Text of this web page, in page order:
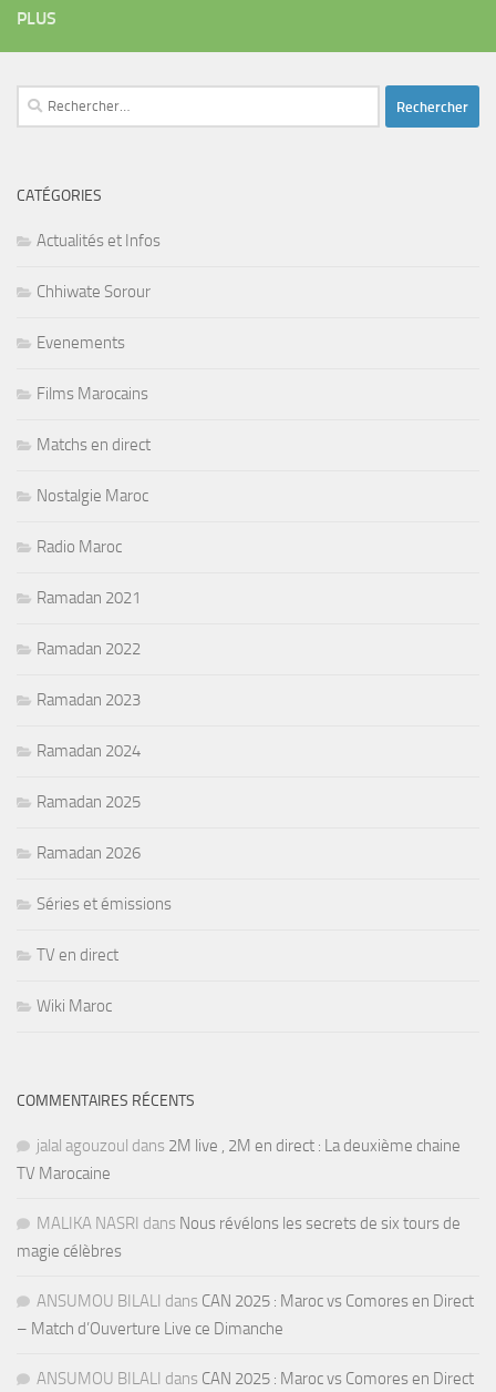
PLUS
Rechercher :
CATÉGORIES
Actualités et Infos
Chhiwate Sorour
Evenements
Films Marocains
Matchs en direct
Nostalgie Maroc
Radio Maroc
Ramadan 2021
Ramadan 2022
Ramadan 2023
Ramadan 2024
Ramadan 2025
Ramadan 2026
Séries et émissions
TV en direct
Wiki Maroc
COMMENTAIRES RÉCENTS
jalal agouzoul dans 2M live , 2M en direct : La deuxième chaine
TV Marocaine
MALIKA NASRI dans Nous révélons les secrets de six tours de
magie célèbres
ANSUMOU BILALI dans CAN 2025 : Maroc vs Comores en Direct
– Match d’Ouverture Live ce Dimanche
ANSUMOU BILALI dans CAN 2025 : Maroc vs Comores en Direct